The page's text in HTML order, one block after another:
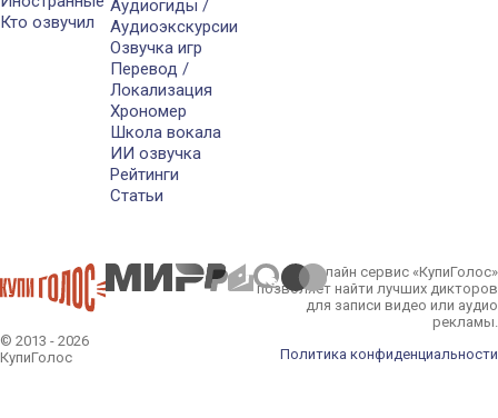
Кто озвучил
Аудиогиды /
Аудиоэкскурсии
Озвучка игр
Перевод /
Локализация
Хрономер
Школа вокала
ИИ озвучка
Рейтинги
Статьи
© 2013 - 2026
КупиГолос
Онлайн сервис «КупиГолос»
позволяет найти лучших дикторов
для записи видео или аудио
рекламы.
Политика конфиденциальности